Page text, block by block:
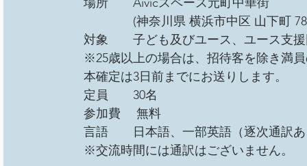
(神奈川県 横浜市中区 山下町 78-8
対象　　子ども及びユース、ユース支
※25歳以上の場合は、招待客を除き満
本確定は3日前までにお送りします。
定員　　30名
参加費 　無料
言語　　日本語、一部英語（逐次通訳
※交流時間には通訳はございません。